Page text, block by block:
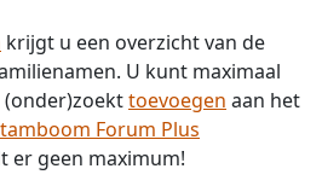
krijgt u een overzicht van de
U kunt maximaal
(onder)zoekttoevoegen aan het
Forum Plus
er geen maximum!